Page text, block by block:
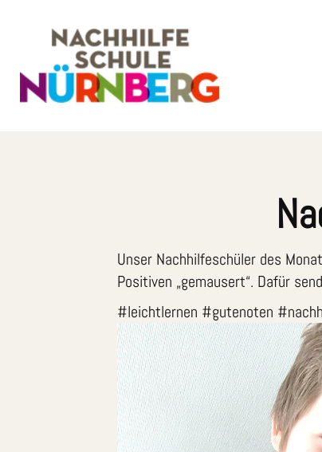
Unser Nachhilfeschüler des
Positiven „gemausert“. Dafür
#leichtlernen #gutenoten